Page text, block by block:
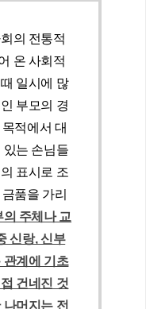
의 전통적
온 사회적
일시에 많
부모의 경
적에서 대
있는 손님들
표시로 조
품을 가리
의 주체나 교
신랑, 신부
관계에 기초
건네진 것
머지는 전